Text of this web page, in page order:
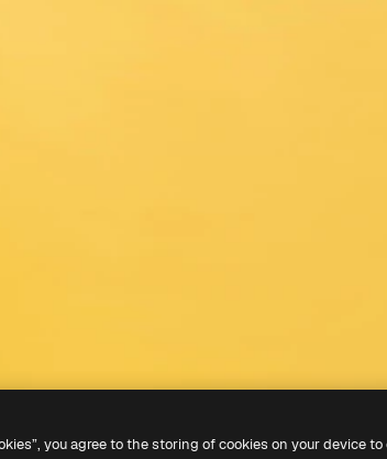
you agree to the storing of cookies on your device